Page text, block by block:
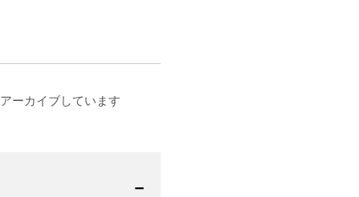
ーカイブしています